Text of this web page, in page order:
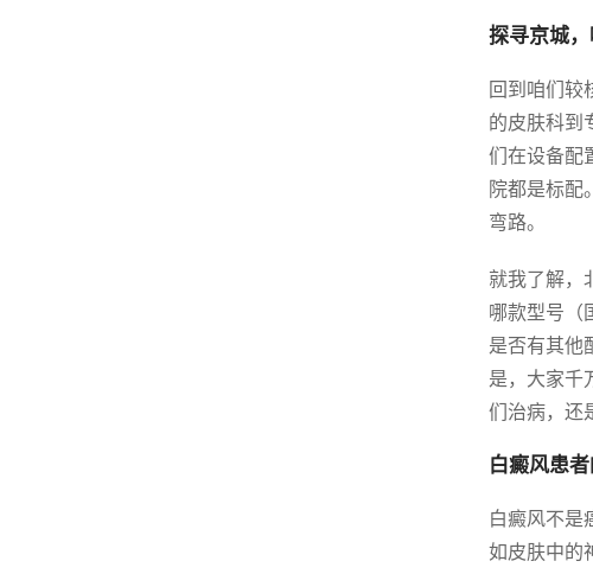
探寻京城，
回到咱们较
的皮肤科到
们在设备配
院都是标配
弯路。
就我了解，
哪款型号（
是否有其他
是，大家千
们治病，还
白癜风患
白癜风不是
如皮肤中的